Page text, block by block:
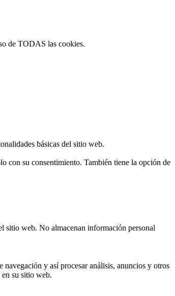
de TODAS las cookies.
básicas del sitio web.
con su consentimiento. También tiene la opción de
sitio web. No almacenan información personal
y así procesar análisis, anuncios y otros
su sitio web.